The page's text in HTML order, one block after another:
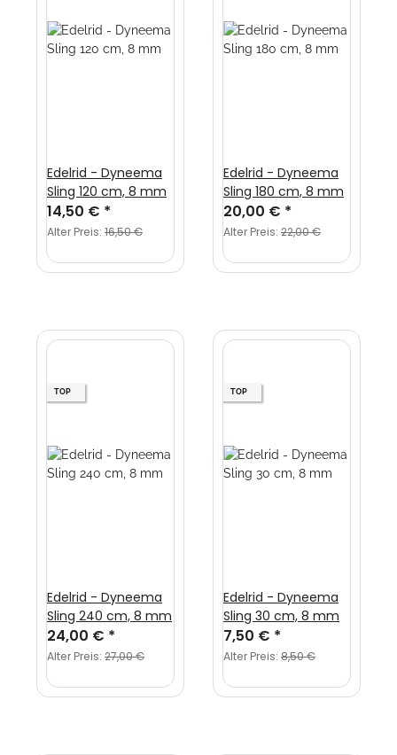
Edelrid - Dyneema
Sling 120 cm, 8 mm
14,50 € *
Alter Preis: 16,50 €
Edelrid - Dyneema
Sling 180 cm, 8 mm
20,00 € *
Alter Preis: 22,00 €
TOP
Edelrid - Dyneema
Sling 240 cm, 8 mm
24,00 € *
Alter Preis: 27,00 €
TOP
Edelrid - Dyneema
Sling 30 cm, 8 mm
7,50 € *
Alter Preis: 8,50 €